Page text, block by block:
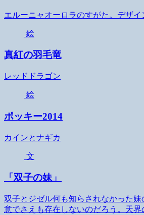
エルーニャオーロラのすがた。デザイ
絵
真紅の羽毛竜
レッドドラゴン
絵
ポッキー2014
カインとナギカ
文
「双子の妹」
双子とジゼル何も知らされなかった
意でさえも存在しないのだろう。天